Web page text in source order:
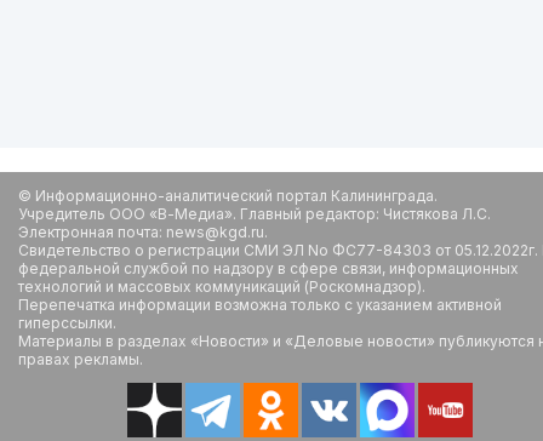
© Информационно-аналитический портал Калининграда.
Учредитель ООО «В-Медиа». Главный редактор: Чистякова Л.С.
Электронная почта: news@kgd.ru.
Свидетельство о регистрации СМИ ЭЛ No ФС77-84303 от
федеральной службой по надзору в сфере связи, информационных
технологий и массовых коммуникаций (Роскомнадзор).
Перепечатка информации возможна только с указанием активной
гиперссылки.
Материалы в разделах «Новости» и «Деловые новости» публикуются
правах рекламы.